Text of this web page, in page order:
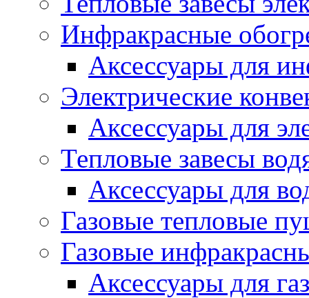
Инфракрасные
Аксессуары для
Электрические
Аксессуары для
Тепловые завесы
Аксессуары для
Газовые тепловые
Газовые
Аксессуары для